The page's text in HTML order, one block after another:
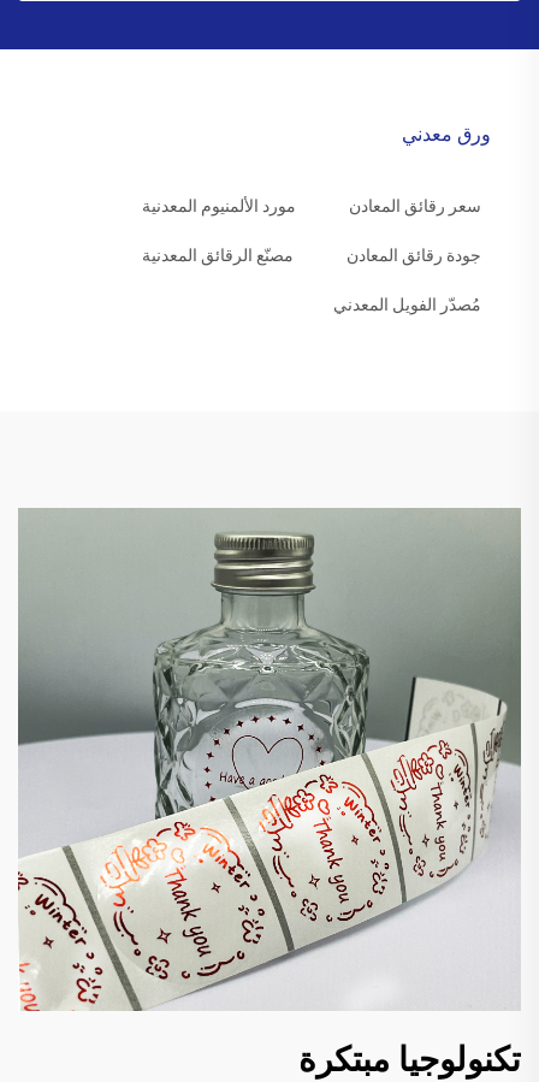
ورق معدني
سعر رقائق المعادن مورد الألمنيوم المعدنية
جودة رقائق المعادن مصنّع الرقائق المعدنية
مُصدّر الفويل المعدني
تكنولوجيا مبتكرة